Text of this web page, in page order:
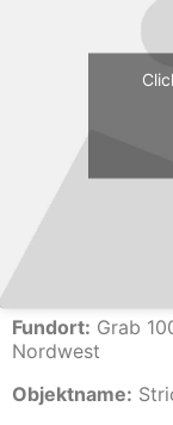
Fundort: Grab
Nordwest
Objektname: